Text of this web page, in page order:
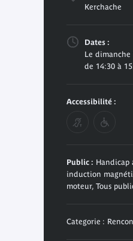
Kerchache
Dates :
Le dimanche
de 14:30 à
Accessibilité :
Public : Handicap
induction
moteur, Tous
Categorie :